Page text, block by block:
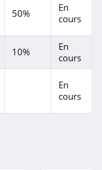
50%
En
cours
10%
En
cours
En
cours